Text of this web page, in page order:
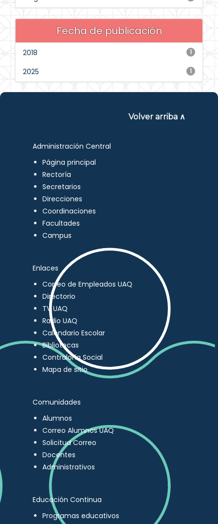
Fecha de publicación
1
2018
1
2025
Volver arriba ∧
Administración Central
Página principal
Rectoría
Secretarios
Direcciones
Coordinaciones
Facultades
Campus
Enlaces
Correo de Empleados UAQ
Directorio
TV UAQ
Radio UAQ
Calendario Escolar
Bibliotecas
Contraloría Social
Mapa de sitio
Comunidades
Alumnos
Correo Alumnos UAQ
Solicitud Correo
Docentes
Administrativos
Educación Continua
Programas educativos